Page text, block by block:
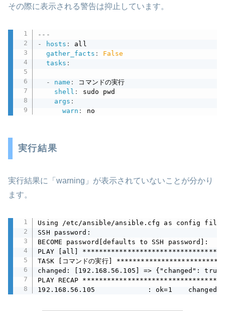
その際に表示される警告は抑止しています。
---
-
hosts :
all
gather_facts :
False
tasks :
- name :
コマンドの実行
shell :
sudo pwd
args :
warn : no
実行結果
実行結果に「warning」が表示されていないことが分かり
ます。
Using /etc/ansible/ansible.cfg as config file
SSH password:
BECOME password[defaults to SSH password]:
PLAY [all]
TASK [コマンドの実行]
changed: [192.168.56.105] => {"changed":
PLAY RECAP
192.168.56.105             : ok=1